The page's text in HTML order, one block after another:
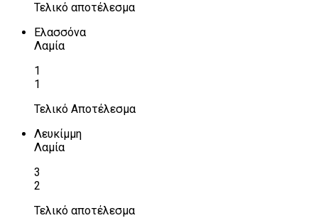
Τελικό αποτέλεσμα
Ελασσόνα
Λαμία
1
1
Τελικό Αποτέλεσμα
Λευκίμμη
Λαμία
3
2
Τελικό αποτέλεσμα